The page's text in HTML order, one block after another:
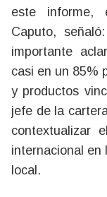
este informe,
Caputo,
importante
casi en un 85%
y productos
jefe de la
contextualizar
internacional en
local.